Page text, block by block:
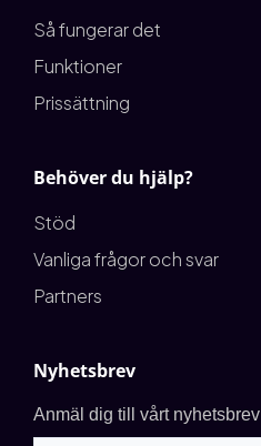
Så fungerar det
Funktioner
Prissättning
Behöver du hjälp?
Stöd
Vanliga frågor och svar
Partners
Nyhetsbrev
Anmäl dig till vårt nyhetsbrev